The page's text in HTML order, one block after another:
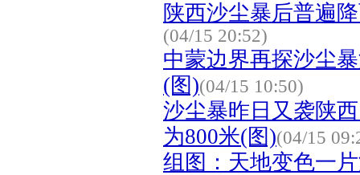
陕西沙尘暴后普遍
(04/15 20:52)
中蒙边界再探沙尘
(图)(04/15 10:50)
沙尘暴昨日又袭陕
为800米(图)(04/15
组图：天地变色一